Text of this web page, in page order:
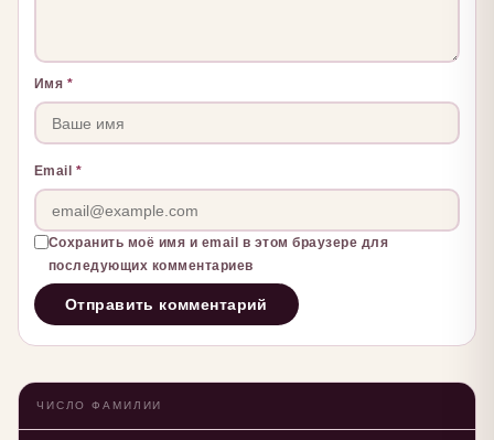
Имя *
Email *
Сохранить моё имя и email в этом браузере для
последующих комментариев
ЧИСЛО ФАМИЛИИ